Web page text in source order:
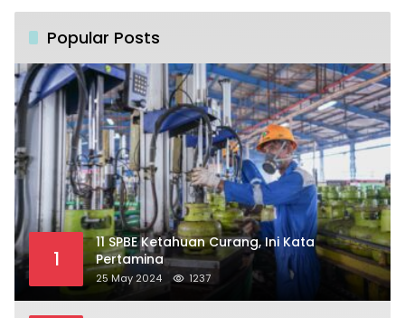
Popular Posts
1
11 SPBE Ketahuan Curang, Ini Kata
Pertamina
25 May 2024 1237